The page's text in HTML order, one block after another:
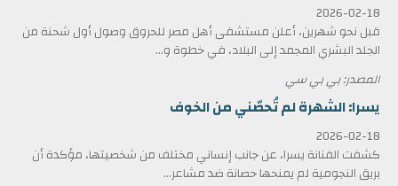
2026-02-18
قبل نحو شهرين، أعلن مستشفى أهل مصر للحروق وصول أول شحنة من
الجلد البشري المجمد إلى البلاد، في خطوة و...
المصدر: بي بي سي
يسرا: الشهرة لم تُحصّني من الخوف
2026-02-18
كشفت الفنانة يسرا، عن جانب إنساني مختلف من شخصيتها، مؤكدة أن
بريق النجومية لم يمنحها حصانة ضد مشاعر...